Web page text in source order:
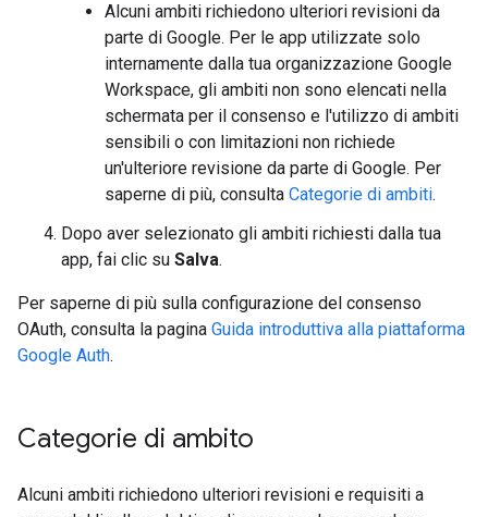
Alcuni ambiti richiedono ulteriori revisioni da
parte di Google. Per le app utilizzate solo
internamente dalla tua organizzazione Google
Workspace, gli ambiti non sono elencati nella
schermata per il consenso e l'utilizzo di ambiti
sensibili o con limitazioni non richiede
un'ulteriore revisione da parte di Google. Per
saperne di più, consulta Categorie di ambiti.
Dopo aver selezionato gli ambiti richiesti dalla tua
app, fai clic su Salva.
Per saperne di più sulla configurazione del consenso
OAuth, consulta la pagina Guida introduttiva alla piattaforma
Google Auth.
Categorie di ambito
Alcuni ambiti richiedono ulteriori revisioni e requisiti a